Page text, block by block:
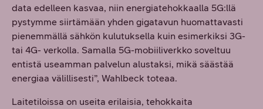
data edelleen kasvaa, niin energiatehokkaalla 5G:llä
pystymme siirtämään yhden gigatavun huomattavasti
pienemmällä sähkön kulutuksella kuin esimerkiksi 3G-
tai 4G- verkolla. Samalla 5G-mobiiliverkko soveltuu
entistä useamman palvelun alustaksi, mikä säästää
energiaa välillisesti”, Wahlbeck toteaa.
Laitetiloissa on useita erilaisia, tehokkaita